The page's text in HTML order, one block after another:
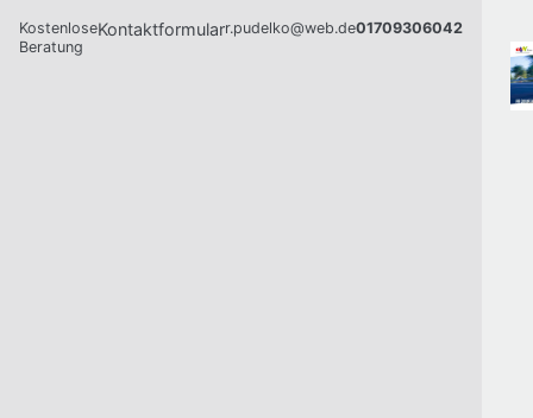
Kostenlose
Beratung
Kontaktformularr.pudelko@web.de01709306042